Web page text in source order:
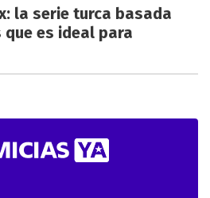
la serie turca basada
que es ideal para